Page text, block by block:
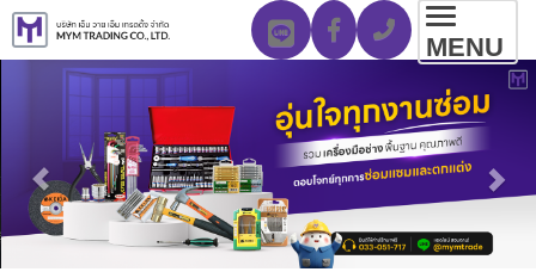
MENU